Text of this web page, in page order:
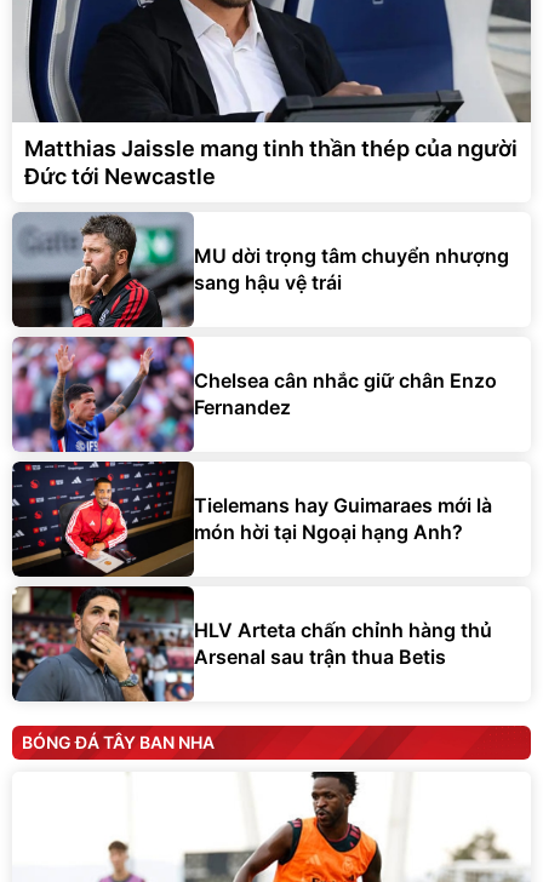
Matthias Jaissle mang tinh thần thép của người
Đức tới Newcastle
MU dời trọng tâm chuyển nhượng
sang hậu vệ trái
Chelsea cân nhắc giữ chân Enzo
Fernandez
Tielemans hay Guimaraes mới là
món hời tại Ngoại hạng Anh?
HLV Arteta chấn chỉnh hàng thủ
Arsenal sau trận thua Betis
BÓNG ĐÁ TÂY BAN NHA